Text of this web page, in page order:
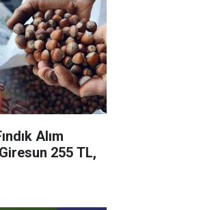
Alım
255 TL,